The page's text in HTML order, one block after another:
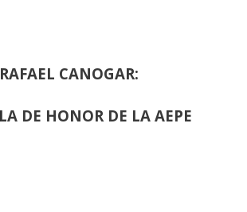
RAFAEL CANOGAR:
DE HONOR DE LA AEPE